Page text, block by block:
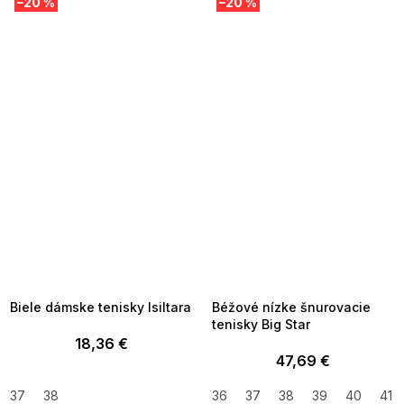
Biele dámske tenisky Isiltara
18,36 €
37 38
Béžové nízke šnurovacie
tenisky Big Star
47,69 €
36 37 38 39 40 41